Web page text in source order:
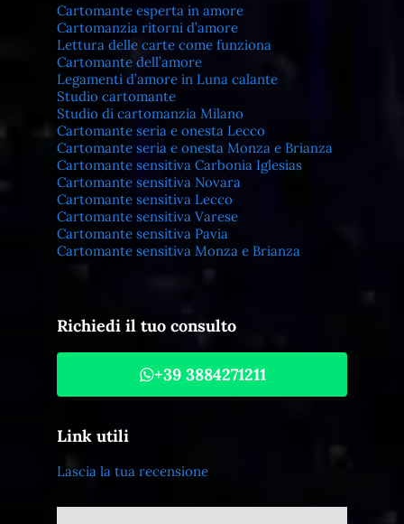
Cartomante esperta in amore
Cartomanzia ritorni d’amore
Lettura delle carte come funziona
Cartomante dell’amore
Legamenti d’amore in Luna calante
Studio cartomante
Studio di cartomanzia Milano
Cartomante seria e onesta Lecco
Cartomante seria e onesta Monza e Brianza
Cartomante sensitiva Carbonia Iglesias
Cartomante sensitiva Novara
Cartomante sensitiva Lecco
Cartomante sensitiva Varese
Cartomante sensitiva Pavia
Cartomante sensitiva Monza e Brianza
Richiedi il tuo consulto
+39 3884271211
Link utili
Lascia la tua recensione